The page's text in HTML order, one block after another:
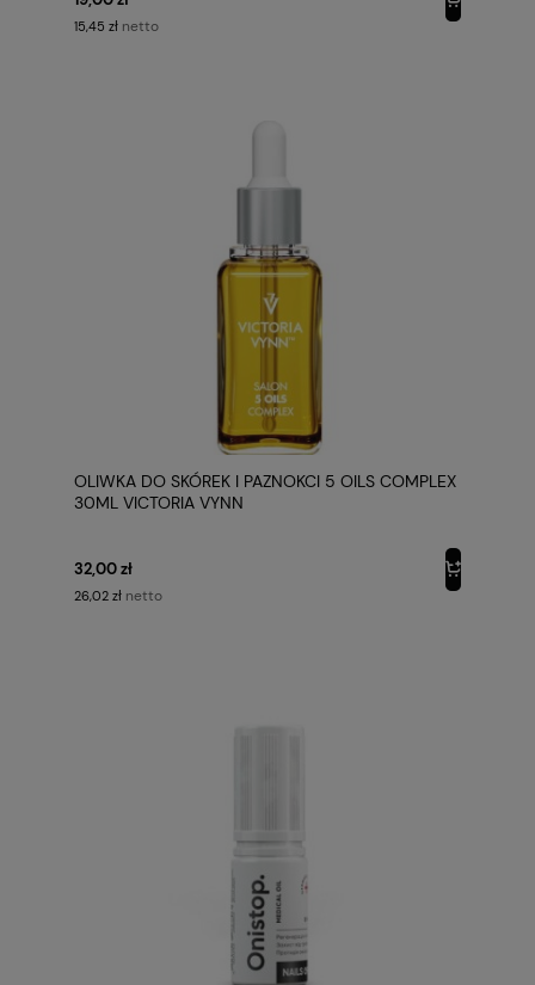
15,45 zł netto
OLIWKA DO SKÓREK I PAZNOKCI 5 OILS COMPLEX
30ML VICTORIA VYNN
32,00 zł
26,02 zł netto